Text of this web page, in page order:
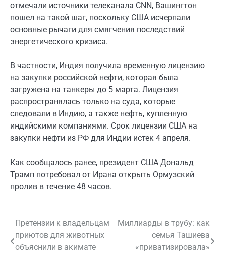
отмечали источники телеканала CNN, Вашингтон
пошел на такой шаг, поскольку США исчерпали
основные рычаги для смягчения последствий
энергетического кризиса.
В частности, Индия получила временную лицензию
на закупки российской нефти, которая была
загружена на танкеры до 5 марта. Лицензия
распространялась только на суда, которые
следовали в Индию, а также нефть, купленную
индийскими компаниями. Срок лицензии США на
закупки нефти из РФ для Индии истек 4 апреля.
Как сообщалось ранее, президент США Дональд
Трамп потребовал от Ирана открыть Ормузский
пролив в течение 48 часов.
Навигация
по
Претензии к владельцам
приютов для животных
объяснили в акимате
Миллиарды в трубу: как
семья Ташиева
«приватизировала»